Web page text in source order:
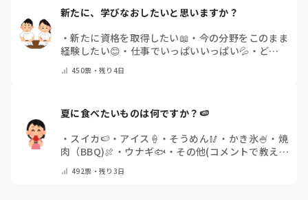
新たに、学びなおしたいと思いますか？
・新たに資格を取得したい📖 ・ 今の分野をこのまま
経験したい😊 ・ 仕事でいっぱいいっぱい💦 ・ どん
教えてください）
450票・残り4日
夏に食べたいものは何ですか？🍉
・ スイカ🍉 ・ アイス🍦 ・ そうめん🥢 ・ かき氷🍧 ・ 焼
肉（BBQ)🍖 ・ ウナギ🐟 ・ その他(コメントで教え
492票・残り3日